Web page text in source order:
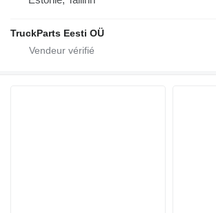
TruckParts Eesti OÜ